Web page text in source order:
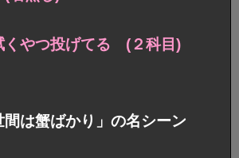
くやつ投げてる (２科目)
間は蟹ばかり」の名シーン